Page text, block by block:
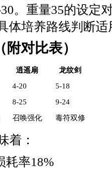
。重量35的设定
体培养路线判断适
对比表）
逍遥扇
龙纹剑
4-20
5-18
8-25
9-24
召唤强化 毒符双修
着：
耗率18%